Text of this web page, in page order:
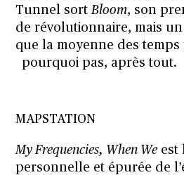
Tunnel sort Bloom, son
de révolutionnaire, mais
que la moyenne des temps
pourquoi pas, après tout.
MAPSTATION
My Frequencies, When Weest
personnelle et épurée de